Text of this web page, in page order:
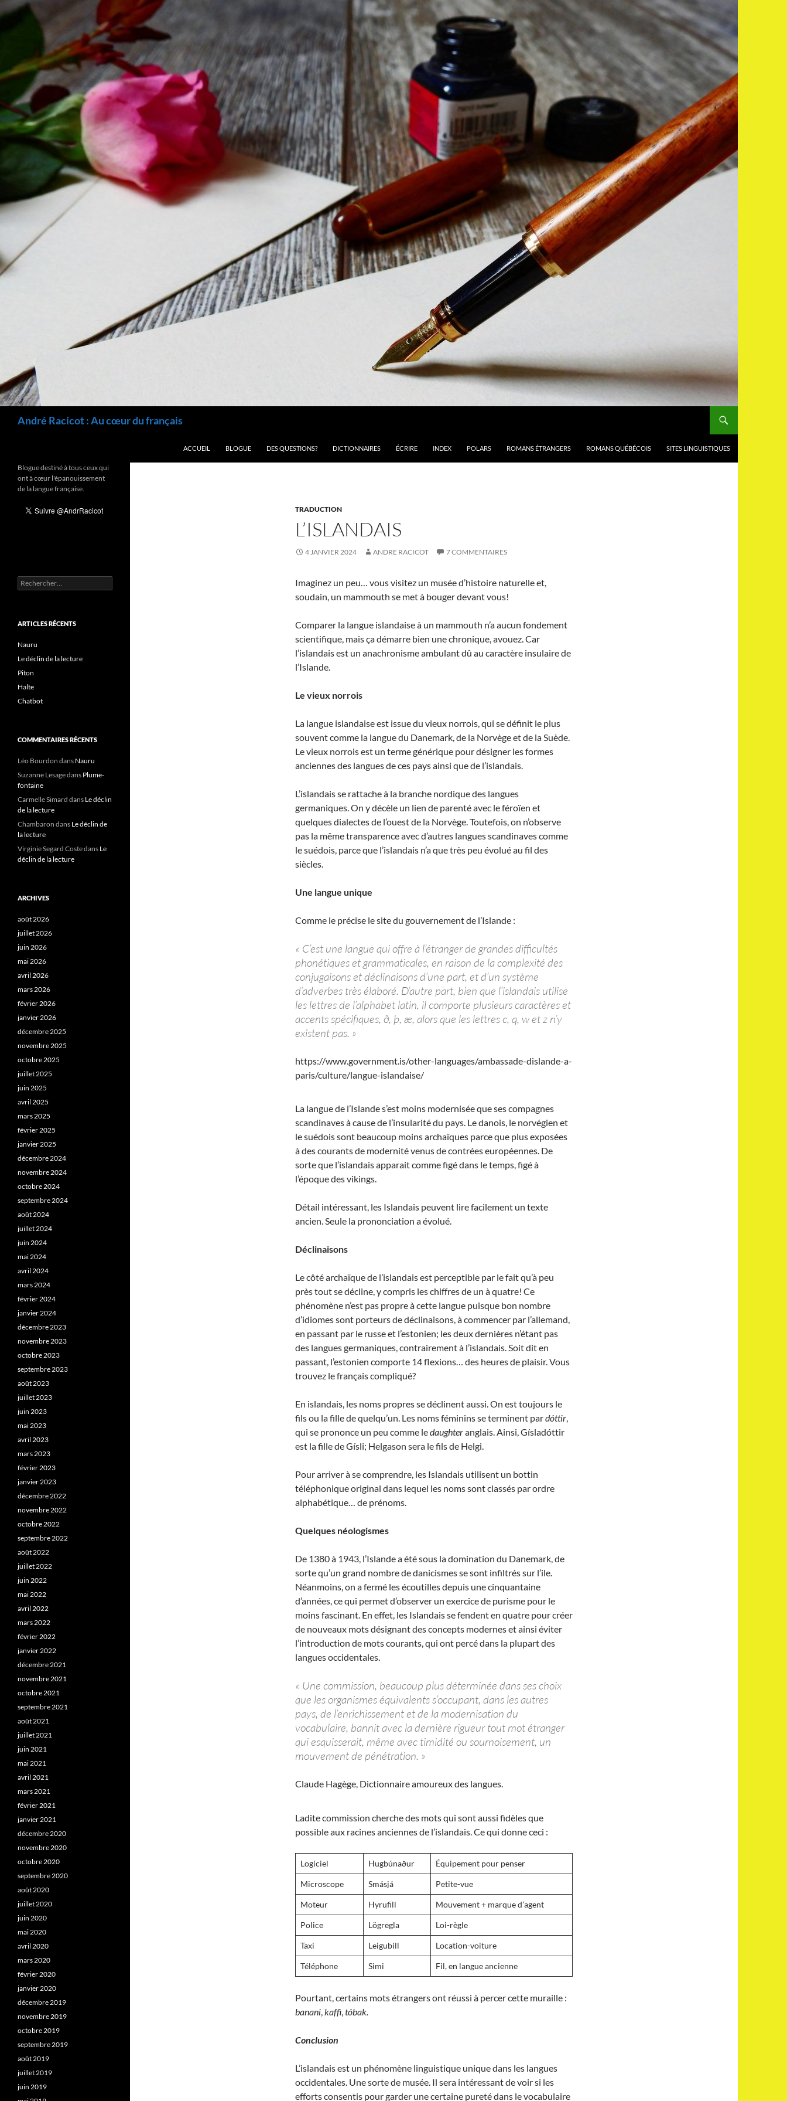
André Racicot : Au cœur du français
ACCUEIL
BLOGUE DES QUESTIONS? DICTIONNAIRES ÉCRIRE INDEX POLARS ROMANS ÉTRANGERS ROMANS QUÉBÉCOIS SITES LINGUISTIQUES
TRADUCTION
L’ISLANDAIS
4 JANVIER 2024 ANDRE RACICOT 7 COMMENTAIRES
Imaginez un peu… vous visitez un musée d’histoire naturelle et,
soudain, un mammouth se met à bouger devant vous!
Comparer la langue islandaise à un mammouth n’a aucun fondement
scientifique, mais ça démarre bien une chronique, avouez. Car
l’islandais est un anachronisme ambulant dû au caractère insulaire de
l’Islande.
Le vieux norrois
La langue islandaise est issue du vieux norrois, qui se définit le plus
souvent comme la langue du Danemark, de la Norvège et de la Suède.
Le vieux norrois est un terme générique pour désigner les formes
anciennes des langues de ces pays ainsi que de l’islandais.
L’islandais se rattache à la branche nordique des langues
germaniques. On y décèle un lien de parenté avec le féroïen et
quelques dialectes de l’ouest de la Norvège. Toutefois, on n’observe
pas la même transparence avec d’autres langues scandinaves comme
le suédois, parce que l’islandais n’a que très peu évolué au fil des
siècles.
Une langue unique
Comme le précise le site du gouvernement de l’Islande :
« C’est une langue qui offre à l’étranger de grandes difficultés
phonétiques et grammaticales, en raison de la complexité des
conjugaisons et déclinaisons d’une part, et d’un système
d’adverbes très élaboré. D’autre part, bien que l’islandais utilise
les lettres de l’alphabet latin, il comporte plusieurs caractères et
accents spécifiques, ð, þ, æ, alors que les lettres c, q, w et z n’y
existent pas. »
https://www.government.is/other-languages/ambassade-dislande-a-
paris/culture/langue-islandaise/
La langue de l’Islande s’est moins modernisée que ses compagnes
scandinaves à cause de l’insularité du pays. Le danois, le norvégien et
le suédois sont beaucoup moins archaïques parce que plus exposées
à des courants de modernité venus de contrées européennes. De
sorte que l’islandais apparait comme figé dans le temps, figé à
l’époque des vikings.
Détail intéressant, les Islandais peuvent lire facilement un texte
ancien. Seule la prononciation a évolué.
Déclinaisons
Le côté archaïque de l’islandais est perceptible par le fait qu’à peu
près tout se décline, y compris les chiffres de un à quatre! Ce
phénomène n’est pas propre à cette langue puisque bon nombre
d’idiomes sont porteurs de déclinaisons, à commencer par l’allemand,
en passant par le russe et l’estonien; les deux dernières n’étant pas
des langues germaniques, contrairement à l’islandais. Soit dit en
passant, l’estonien comporte 14 flexions… des heures de plaisir. Vous
trouvez le français compliqué?
En islandais, les noms propres se déclinent aussi. On est toujours le
fils ou la fille de quelqu’un. Les noms féminins se terminent pardóttir,
qui se prononce un peu comme ledaughteranglais. Ainsi, Gísladóttir
est la fille de Gísli; Helgason sera le fils de Helgi.
Pour arriver à se comprendre, les Islandais utilisent un bottin
téléphonique original dans lequel les noms sont classés par ordre
alphabétique… de prénoms.
Quelques néologismes
De 1380 à 1943, l’Islande a été sous la domination du Danemark, de
sorte qu’un grand nombre de danicismes se sont infiltrés sur l’ile.
Néanmoins, on a fermé les écoutilles depuis une cinquantaine
d’années, ce qui permet d’observer un exercice de purisme pour le
moins fascinant. En effet, les Islandais se fendent en quatre pour créer
de nouveaux mots désignant des concepts modernes et ainsi éviter
l’introduction de mots courants, qui ont percé dans la plupart des
langues occidentales.
« Une commission, beaucoup plus déterminée dans ses choix
que les organismes équivalents s’occupant, dans les autres
pays, de l’enrichissement et de la modernisation du
vocabulaire, bannit avec la dernière rigueur tout mot étranger
qui esquisserait, même avec timidité ou sournoisement, un
mouvement de pénétration. »
Claude Hagège, Dictionnaire amoureux des langues.
Ladite commission cherche des mots qui sont aussi fidèles que
possible aux racines anciennes de l’islandais. Ce qui donne ceci :
Logiciel Hugbúnaður Équipement pour penser
Microscope Smásjá Petite-vue
Moteur Hyrufill Mouvement + marque d’agent
Police Lögregla Loi-règle
Taxi Leigubill Location-voiture
Téléphone Simi Fil, en langue ancienne
Pourtant, certains mots étrangers ont réussi à percer cette muraille :
banani kaffi tóbak
Conclusion
L’islandais est un phénomène linguistique unique dans les langues
occidentales. Une sorte de musée. Il sera intéressant de voir si les
efforts consentis pour garder une certaine pureté dans le vocabulaire
Blogue destiné à tous ceux qui
ont à cœur l'épanouissement
de la langue française.
Rechercher :
ARTICLES RÉCENTS
Nauru
Le déclin de la lecture
Piton
Halte
Chatbot
COMMENTAIRES RÉCENTS
Léo Bourdon dans Nauru
Suzanne Lesagedans Plume-
fontaine
Carmelle Simard dans Le déclin
de la lecture
Chambaron dans Le déclin de
la lecture
Virginie Segard Costedans Le
déclin de la lecture
ARCHIVES
août 2026
juillet 2026
juin 2026
mai 2026
avril 2026
mars 2026
février 2026
janvier 2026
décembre 2025
novembre 2025
octobre 2025
juillet 2025
juin 2025
avril 2025
mars 2025
février 2025
janvier 2025
décembre 2024
novembre 2024
octobre 2024
septembre 2024
août 2024
juillet 2024
juin 2024
mai 2024
avril 2024
mars 2024
février 2024
janvier 2024
décembre 2023
novembre 2023
octobre 2023
septembre 2023
août 2023
juillet 2023
juin 2023
mai 2023
avril 2023
mars 2023
février 2023
janvier 2023
décembre 2022
novembre 2022
octobre 2022
septembre 2022
août 2022
juillet 2022
juin 2022
mai 2022
avril 2022
mars 2022
février 2022
janvier 2022
décembre 2021
novembre 2021
octobre 2021
septembre 2021
août 2021
juillet 2021
juin 2021
mai 2021
avril 2021
mars 2021
février 2021
janvier 2021
décembre 2020
novembre 2020
octobre 2020
septembre 2020
août 2020
juillet 2020
juin 2020
mai 2020
avril 2020
mars 2020
février 2020
janvier 2020
décembre 2019
novembre 2019
octobre 2019
septembre 2019
août 2019
juillet 2019
juin 2019